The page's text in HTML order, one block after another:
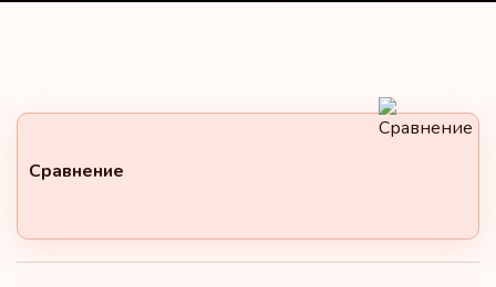
Сравнение